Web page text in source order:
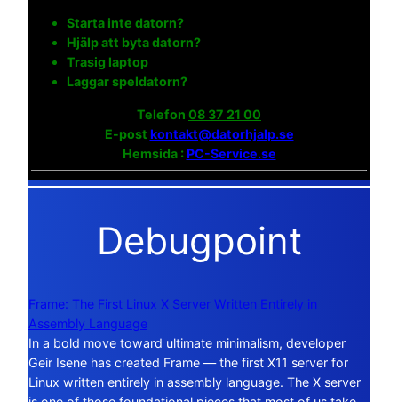
Starta inte datorn?
Hjälp att byta datorn?
Trasig laptop
Laggar speldatorn?
Telefon 08 37 21 00
E-post kontakt@datorhjalp.se
Hemsida :PC-Service.se
Debugpoint
Frame: The First Linux X Server Written Entirely in
Assembly Language
In a bold move toward ultimate minimalism, developer
Geir Isene has created Frame — the first X11 server for
Linux written entirely in assembly language. The X server